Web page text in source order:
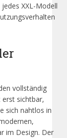
XXL-Modell
vollständig
sichtbar,
sich nahtlos in
im Design. Der